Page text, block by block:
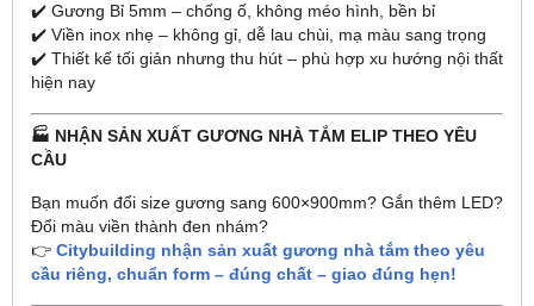
✔️ Gương Bỉ 5mm – chống ố, không méo hình, bền bỉ
✔️ Viền inox nhẹ – không gỉ, dễ lau chùi, mạ màu sang trọng
✔️ Thiết kế tối giản nhưng thu hút – phù hợp xu hướng nội thất
hiện nay
🏭 NHẬN SẢN XUẤT GƯƠNG NHÀ TẮM ELIP THEO YÊU
CẦU
Bạn muốn đổi size gương sang 600×900mm? Gắn thêm LED?
Đổi màu viền thành đen nhám?
👉 Citybuilding nhận sản xuất gương nhà tắm theo yêu
cầu riêng, chuẩn form – đúng chất – giao đúng hẹn!